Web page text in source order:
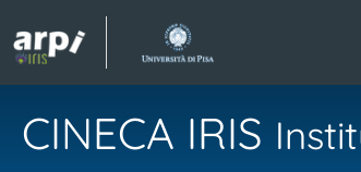
CINECA IRIS